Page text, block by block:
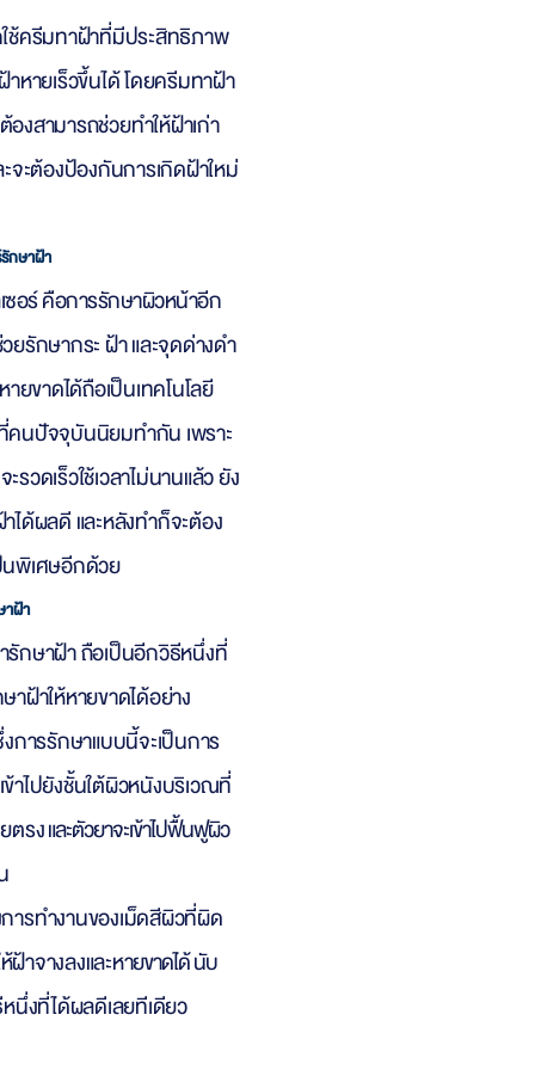
ช้ครีมทาฝ้าที่มีประสิทธิภาพ
าหายเร็วขึ้นได้ โดยครีมทาฝ้า
งสามารถช่วยทำให้ฝ้าเก่า
จะต้องป้องกันการเกิดฝ้าใหม่
รักษาฝ้า
ซอร์ คือการรักษาผิวหน้าอีก
ยรักษากระ ฝ้า และจุดด่างดำ
ายขาดได้ถือเป็นเทคโนโลยี
คนปัจจุบันนิยมทำกัน เพราะ
รวดเร็วใช้เวลาไม่นานแล้ว ยัง
ได้ผลดี และหลังทำก็จะต้อง
นพิเศษอีกด้วย
าฝ้า
กษาฝ้า ถือเป็นอีกวิธีหนึ่งที่
าฝ้าให้หายขาดได้อย่าง
งการรักษาแบบนี้จะเป็นการ
าไปยังชั้นใต้ผิวหนังบริเวณที่
ตรง และตัวยาจะเข้าไปฟื้นฟูผิว
ารทำงานของเม็ดสีผิวที่ผิด
ฝ้าจางลงและหายขาดได้ นับ
นึ่งที่ได้ผลดีเลยทีเดียว